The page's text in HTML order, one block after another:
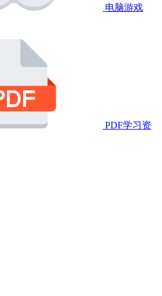
电脑游戏
PDF学习资